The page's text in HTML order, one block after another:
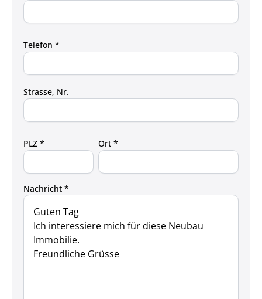
Telefon *
Strasse, Nr.
PLZ * Ort *
Nachricht *